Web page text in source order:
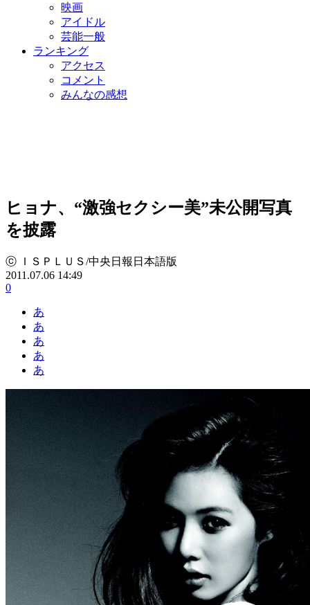
映画
アイドル
芸能一般
ランキング
アクセス
コメント
みんなの感想
ヒョナ、“激強セクシー美”未公開写真
を披露
ⓒ ＩＳＰＬＵＳ/中央日報日本語版
2011.07.06 14:49
0
あ
あ
あ
あ
あ